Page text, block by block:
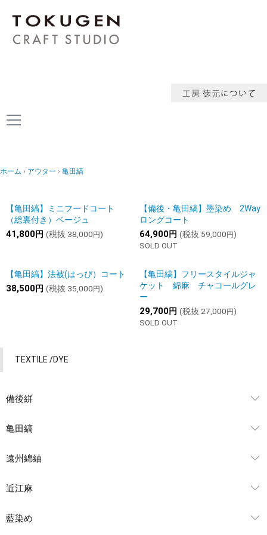
ホーム アウター 亀田縞
【亀田縞】ミニフードコート
（総裏付き）ベージュ
41,800円 (税抜 38,000 円)
【備後・亀田縞】墨染め 2Way
ロングコート
64,900円 (税抜 59,000 円)
SOLD OUT
【亀田縞】法被(はっぴ）コート
38,500円 (税抜 35,000 円)
【亀田縞】フリースタイルジャ
ケット 綿麻 チャコールグレ
ー
29,700円 (税抜 27,000 円)
SOLD OUT
TEXTILE /DYE
備後絣
亀田縞
遠州綿紬
近江麻
藍染め